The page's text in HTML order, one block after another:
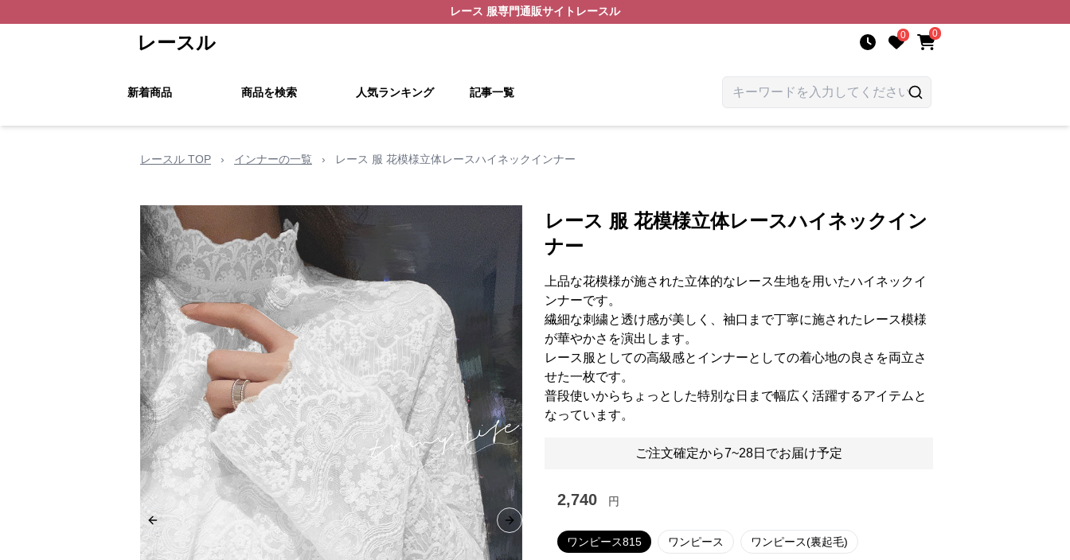
レース 服専門通販サイト レースル
レースル 0 0
新着商品 商品を検索 人気ランキング 記事一覧
レースル TOP › インナーの一覧 › レース 服 花模様立体レースハイネックインナー
Previous slide Next slide
レース 服 花模様立体レースハイネックイン
ナー
上品な花模様が施された立体的なレース生地を用いたハイネックイ
ンナーです。
繊細な刺繍と透け感が美しく、袖口まで丁寧に施されたレース模様
が華やかさを演出します。
レース服としての高級感とインナーとしての着心地の良さを両立さ
せた一枚です。
普段使いからちょっとした特別な日まで幅広く活躍するアイテムと
なっています。
ご注文確定から7~28日でお届け予定
2,740 円
ワンピース815 ワンピース ワンピース(裏起毛)